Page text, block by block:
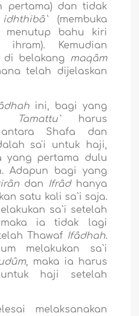
pertama) dan tidak
idhthibâ`(membuka
bahu kiri
Kemudian
di belakang maqâm
telah dijelaskan
ini, bagi yang
Tamattu`harus
Shafa dan
sa'i untuk haji,
yang pertama dulu
Adapun bagi yang
dan Ifrâdhanya
satu kali sa`i saja.
sa`i setelah
ia tidak lagi
Thawaf Ifâdhah.
melakukan sa`i
, maka ia harus
haji setelah
melaksanakan